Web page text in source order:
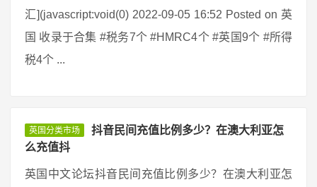
汇](javascript:void(0) 2022-09-05 16:52 Posted on 英
国 收录于合集 #税务7个 #HMRC4个 #英国9个 #所得
税4个 ...
英国分类市场
抖音民间充值比例多少？在澳大利亚怎
么充值抖
英国中文论坛抖音民间充值比例多少？在澳大利亚怎